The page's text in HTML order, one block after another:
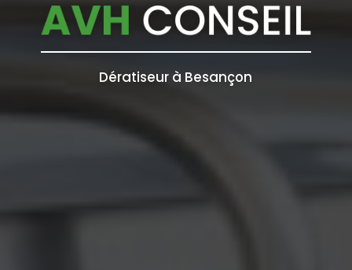
Dératiseur à Besançon